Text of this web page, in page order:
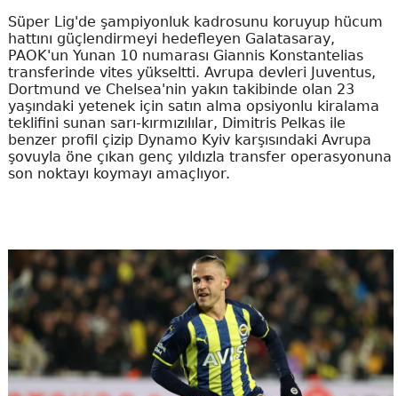
Süper Lig'de şampiyonluk kadrosunu koruyup hücum
hattını güçlendirmeyi hedefleyen Galatasaray,
PAOK'un Yunan 10 numarası Giannis Konstantelias
transferinde vites yükseltti. Avrupa devleri Juventus,
Dortmund ve Chelsea'nin yakın takibinde olan 23
yaşındaki yetenek için satın alma opsiyonlu kiralama
teklifini sunan sarı-kırmızılılar, Dimitris Pelkas ile
benzer profil çizip Dynamo Kyiv karşısındaki Avrupa
şovuyla öne çıkan genç yıldızla transfer operasyonuna
son noktayı koymayı amaçlıyor.